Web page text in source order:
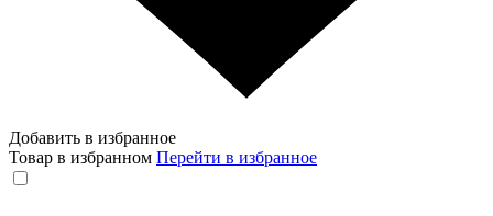
Добавить в избранное
Товар в избранном Перейти в избранное